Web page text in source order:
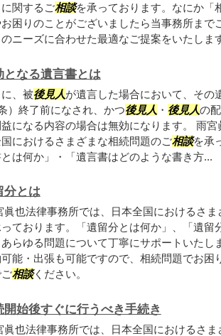
関するご相談を承っております。なにか「
お困りのことがございましたら当事務所まで
ニーズに合わせた最適なご提案をいたしま
となる遺言書とは
、被後見人が遺言した場合において、その
）終了前になされ、かつ後見人 ・ 後見人の
になる内容の場合は無効になります。 雨
におけるさまざまな相続問題のご相談を承
は何か」・「遺言書はどのような書き方...
分とは
眞也法律事務所では、日本全国におけるさ
っております。「遺留分とは何か」、「遺留
あらゆる問題について丁寧にサポートいたし
能・出張も可能ですので、相続問題でお困
ご相談ください。
開始後すぐに行うべき手続き
眞也法律事務所では、日本全国におけるさ